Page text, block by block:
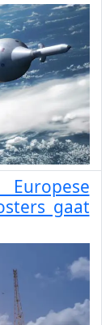
gaat